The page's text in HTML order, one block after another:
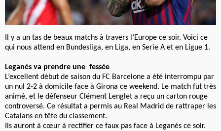
Il y a un tas de beaux matchs à travers l’Europe ce soir. Voici ce
qui nous attend en Bundesliga, en Liga, en Serie A et en Ligue 1.
Leganés va prendre une fessée
L’excellent début de saison du FC Barcelone a été interrompu par
un nul 2-2 à domicile face à Girona ce weekend. Le match fut très
animé, et le défenseur Clément Lenglet a reçu un carton rouge
controversé. Ce résultat a permis au Real Madrid de rattraper les
Catalans en tête du classement.
Ils auront à cœur à rectifier ce faux pas face à Leganés ce soir.